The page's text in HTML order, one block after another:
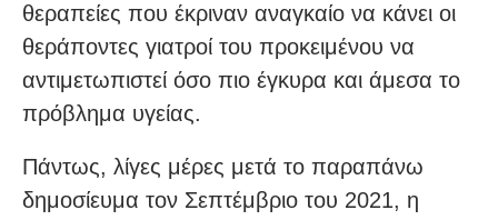
θεραπείες που έκριναν αναγκαίο να κάνει οι
θεράποντες γιατροί του προκειμένου να
αντιμετωπιστεί όσο πιο έγκυρα και άμεσα το
πρόβλημα υγείας.
Πάντως, λίγες μέρες μετά το παραπάνω
δημοσίευμα τον Σεπτέμβριο του 2021, η